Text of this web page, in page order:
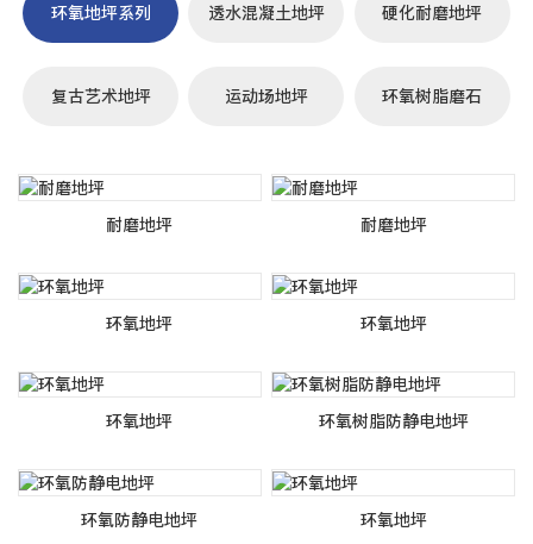
环氧地坪系列 透水混凝土地坪 硬化耐磨地坪
复古艺术地坪 运动场地坪 环氧树脂磨石
耐磨地坪 耐磨地坪
环氧地坪 环氧地坪
环氧地坪 环氧树脂防静电地坪
环氧防静电地坪 环氧地坪